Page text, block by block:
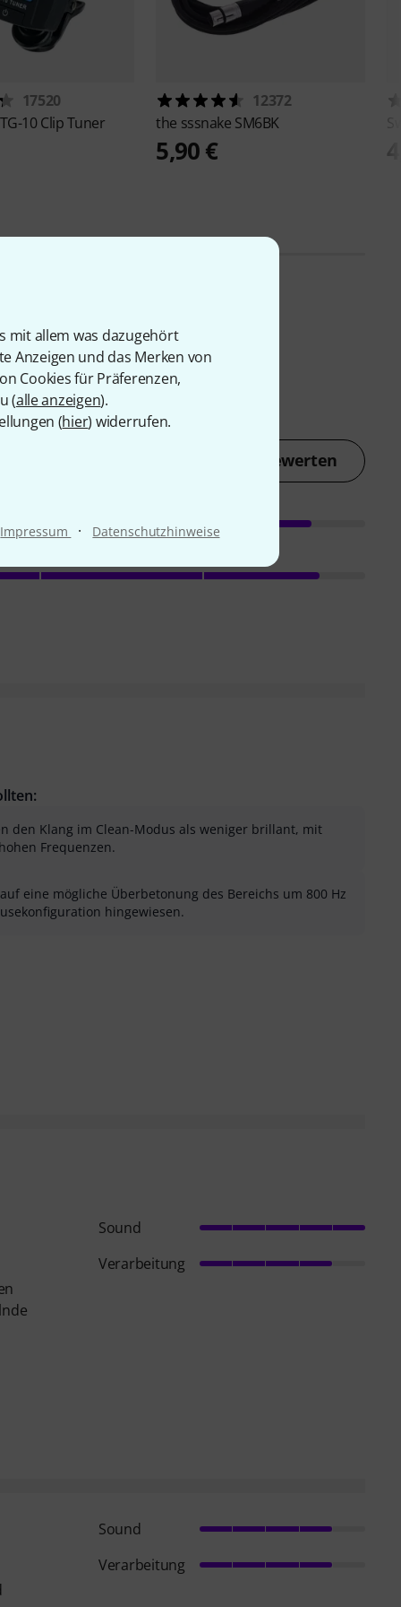
mit allem was dazugehört
Anzeigen und das Merken von
Cookies für Präferenzen,
(alle anzeigen).
(hier) widerrufen.
Impressum · Datenschutzhinweise
17520
10 Clip Tuner
12372
the sssnake SM6BK
5,90 €
Jetzt bewerten
den Klang im Clean-Modus als weniger brillant, mit
Frequenzen.
eine mögliche Überbetonung des Bereichs um 800 Hz
hingewiesen.
Sound
Verarbeitung
Sound
Verarbeitung